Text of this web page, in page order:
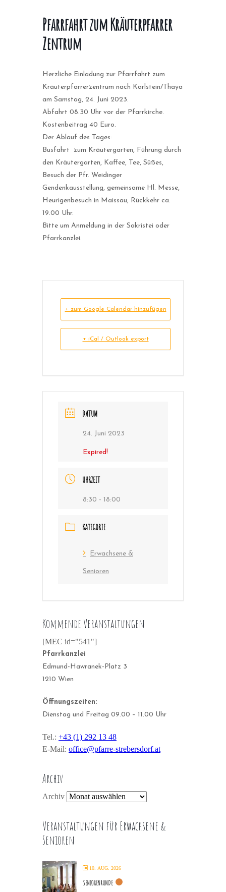
Pfarrfahrt zum Kräuterpfarrer
Zentrum
Herzliche Einladung zur Pfarrfahrt zum
Kräuterpfarrerzentrum nach Karlstein/Thaya
am Samstag, 24. Juni 2023.
Abfahrt 08.30 Uhr vor der Pfarrkirche.
Kostenbeitrag 40 Euro.
Der Ablauf des Tages:
Busfahrt zum Kräutergarten, Führung durch
den Kräutergarten, Kaffee, Tee, Süßes,
Besuch der Pfr. Weidinger
Gendenkausstellung, gemeinsame Hl. Messe,
Heurigenbesuch in Maissau, Rückkehr ca.
19.00 Uhr.
Bitte um Anmeldung in der Sakristei oder
Pfarrkanzlei.
+ zum Google Calendar hinzufügen
+ iCal / Outlook export
DATUM
24. Juni 2023
Expired!
UHRZEIT
8:30 - 18:00
KATEGORIE
Erwachsene &
Senioren
Kommende Veranstaltungen
[MEC id="541"]
Pfarrkanzlei
Edmund-Hawranek-Platz 3
1210 Wien
Öffnungszeiten:
Dienstag und Freitag 09.00 – 11.00 Uhr
Tel.: +43 (1) 292 13 48
E-Mail: office@pfarre-strebersdorf.at
Archiv
Archiv
Veranstaltungen für Erwachsene &
Senioren
10. AUG. 2026
SENIORENRUNDE